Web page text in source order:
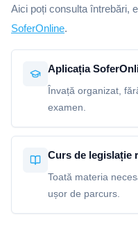
Aici poți consulta întrebări,
SoferOnline.
Aplicația
Învață organizat,
examen.
Curs de legislație
Toată materia
ușor de parcurs.